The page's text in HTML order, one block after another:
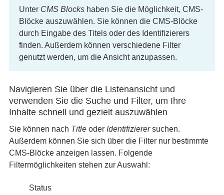
Unter CMS Blockshaben Sie die Möglichkeit, CMS-
Blöcke auszuwählen. Sie können die CMS-Blöcke
durch Eingabe des Titels oder des Identifizierers
finden. Außerdem können verschiedene Filter
genutzt werden, um die Ansicht anzupassen.
Navigieren Sie über die Listenansicht und
verwenden Sie die Suche und Filter, um Ihre
Inhalte schnell und gezielt auszuwählen
Sie können nach Titleoder Identifizierersuchen.
Außerdem können Sie sich über die Filter nur bestimmte
CMS-Blöcke anzeigen lassen. Folgende
Filtermöglichkeiten stehen zur Auswahl:
Status